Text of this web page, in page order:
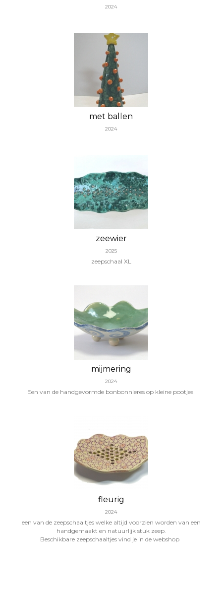
2024
met ballen
2024
zeewier
2025
zeepschaal XL
mijmering
2024
Een van de handgevormde bonbonnieres op kleine pootjes
fleurig
2024
een van de zeepschaaltjes welke altijd voorzien worden van een
handgemaakt en natuurlijk stuk zeep.
Beschikbare zeepschaaltjes vind je in de webshop